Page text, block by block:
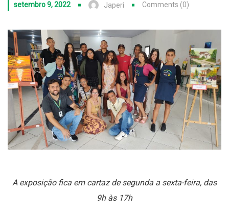
setembro 9, 2022 Japeri Comments (0)
A exposição fica em cartaz de segunda a sexta-feira, das
9h às 17h